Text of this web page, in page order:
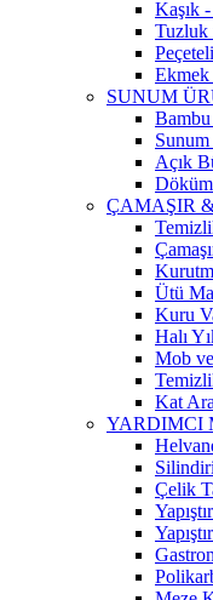
Kaşık
Tuzluk
Ekmek
SUNUM
Açık
ÇAMAŞIR
Ütü
Kuru
Halı
Mob
Kat
YARDIMCI
Çelik